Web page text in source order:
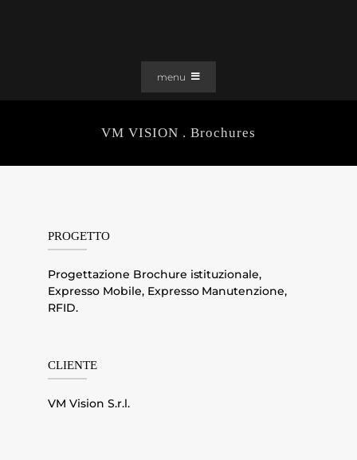
menu
VM VISION . Brochures
PROGETTO
Progettazione Brochure istituzionale,
Expresso Mobile, Expresso Manutenzione,
RFID.
CLIENTE
VM Vision S.r.l.